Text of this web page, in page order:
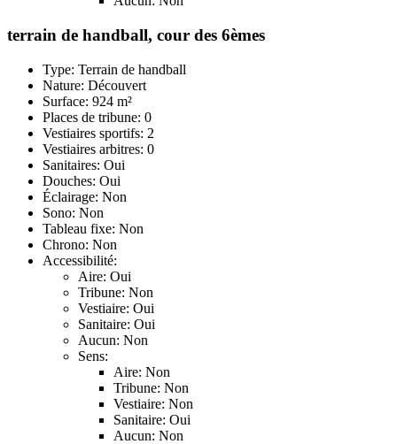
terrain de handball, cour des 6èmes
Type: Terrain de handball
Nature: Découvert
Surface: 924 m²
Places de tribune: 0
Vestiaires sportifs: 2
Vestiaires arbitres: 0
Sanitaires: Oui
Douches: Oui
Éclairage: Non
Sono: Non
Tableau fixe: Non
Chrono: Non
Accessibilité:
Aire: Oui
Tribune: Non
Vestiaire: Oui
Sanitaire: Oui
Aucun: Non
Sens:
Aire: Non
Tribune: Non
Vestiaire: Non
Sanitaire: Oui
Aucun: Non